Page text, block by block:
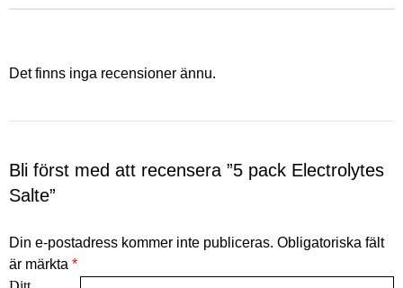
Det finns inga recensioner ännu.
Bli först med att recensera ”5 pack Electrolytes
Salte”
Din e-postadress kommer inte publiceras. Obligatoriska fält
är märkta *